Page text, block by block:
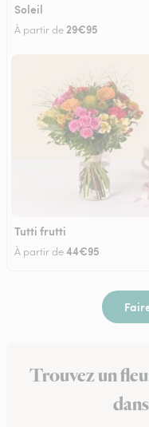
Soleil
À partir de 29€95
Tutti frutti
À partir de44€95
Trouvez un